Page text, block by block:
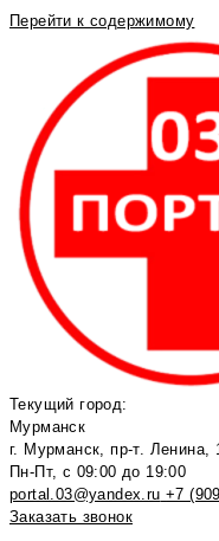
Перейти к содержимому
Текущий город:
Мурманск
г. Мурманск, пр-т. Ленина,
Пн-Пт, с 09:00 до 19:00
portal.03@yandex.ru +7
Заказать звонок